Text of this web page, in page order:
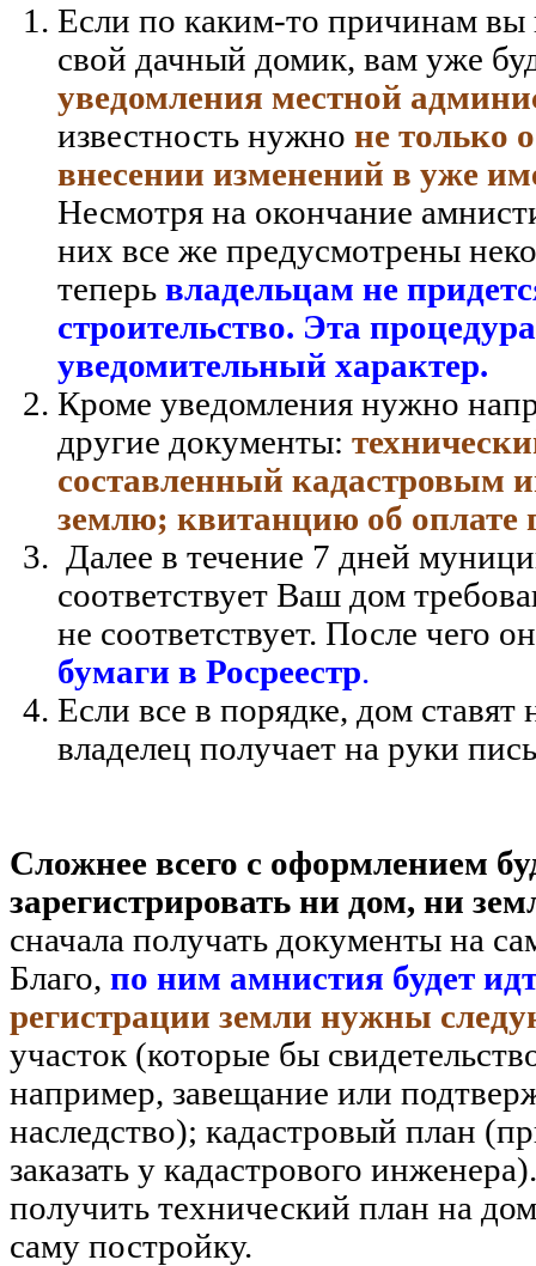
Если по каким-то причинам вы
свой дачный домик, вам уже
уведомления местной
известность нужно не только
внесении изменений в уже
Несмотря на окончание
них все же предусмотрены
теперь владельцам не
строительство. Эта
уведомительный характер.
Кроме уведомления нужно
другие документы:
составленный кадастровым
землю; квитанцию об оплате
Далее в течение 7 дней
соответствует Ваш дом
не соответствует. После чего
бумаги в Росреестр.
Если все в порядке, дом ставят
владелец получает на руки
Сложнее всего с оформлением
зарегистрировать ни дом, ни
сначала получать документы на
Благо, по ним амнистия будет
регистрации земли нужны
участок (которые бы
например, завещание или
наследство); кадастровый план
заказать у кадастрового
получить технический план на
саму постройку.